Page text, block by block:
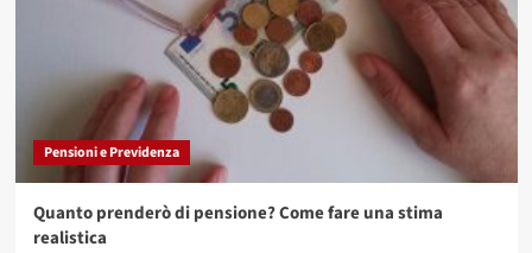
Pensioni e Previdenza
Quanto prenderò di pensione? Come fare una stima
realistica